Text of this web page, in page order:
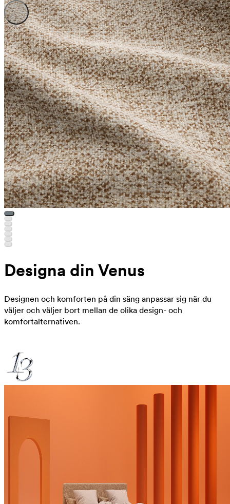
Designa din Venus
Designen och komforten på din säng anpassar sig när du
väljer och väljer bort mellan de olika design- och
komfortalternativen.